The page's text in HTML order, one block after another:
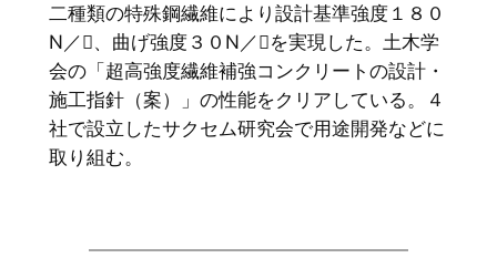
二種類の特殊鋼繊維により設計基準強度１８０
N／、曲げ強度３０N／を実現した。土木学
会の「超高強度繊維補強コンクリートの設計・
施工指針（案）」の性能をクリアしている。４
社で設立したサクセム研究会で用途開発などに
取り組む。